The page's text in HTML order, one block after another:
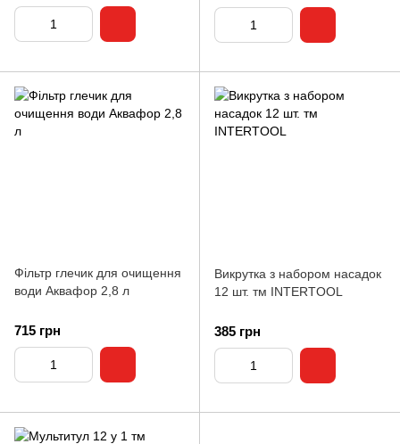
Фільтр глечик для очищення
води Аквафор 2,8 л
715 грн
Викрутка з набором насадок
12 шт. тм INTERTOOL
385 грн